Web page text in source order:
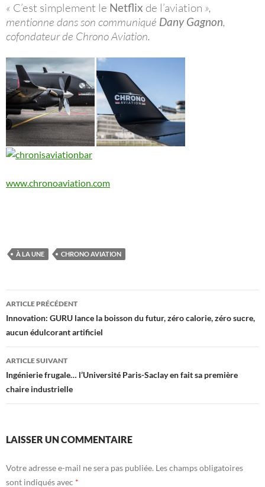
« C’est simplement le Netflix de l’aviation »,
mentionne dans son communiqué Dany Gagnon,
cofondateur de Chrono Aviation.
www.chronoaviation.com
À LA UNE CHRONO AVIATION
Navigation
des
articles
ARTICLE PRÉCÉDENT
Innovation: GURU lance la boisson du futur, zéro calorie, zéro sucre,
aucun édulcorant artificiel
ARTICLE SUIVANT
Ingénierie frugale… l’Université Paris-Saclay en fait sa première
chaire industrielle
LAISSER UN COMMENTAIRE
Votre adresse e-mail ne sera pas publiée. Les champs obligatoires
sont indiqués avec *